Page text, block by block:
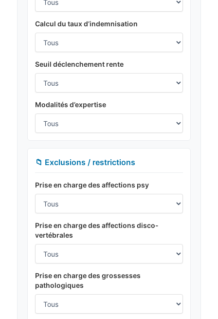
Calcul du taux d’indemnisation
Seuil déclenchement rente
Modalités d’expertise
📁 Exclusions / restrictions
Prise en charge des affections psy
Prise en charge des affections disco-
vertébrales
Prise en charge des grossesses
pathologiques